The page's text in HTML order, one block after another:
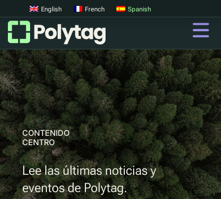
Códigos QR
Códigos QR avanzados
Etiquetas UV
Clasificación UV
QR
Pasaportes digitales de productos
Sistemas digitales de devolución de depósitos
English French Spanish
CONTENIDO
CENTRO
Lee las últimas noticias y
eventos de Polytag.